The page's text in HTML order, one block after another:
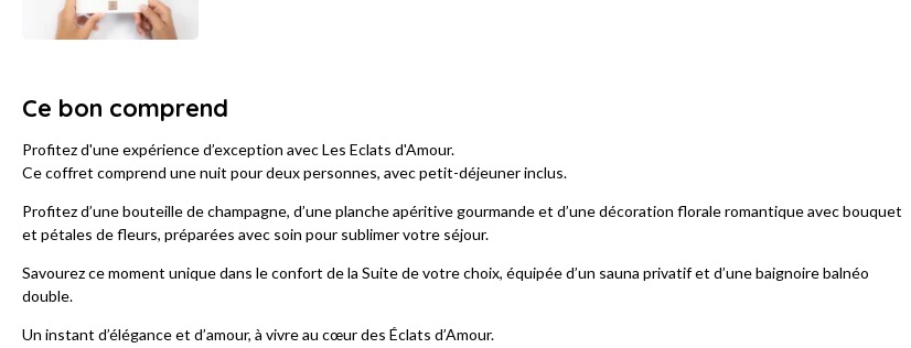
Ce bon comprend
Profitez d'une expérience d’exception avec Les Eclats d'Amour.
Ce coffret comprend une nuit pour deux personnes, avec petit-déjeuner inclus.
Profitez d’une bouteille de champagne, d’une planche apéritive gourmande et d’une décoration florale romantique avec bouquet
et pétales de fleurs, préparées avec soin pour sublimer votre séjour.
Savourez ce moment unique dans le confort de la Suite de votre choix, équipée d’un sauna privatif et d’une baignoire balnéo
double.
Un instant d’élégance et d’amour, à vivre au cœur des Éclats d’Amour.